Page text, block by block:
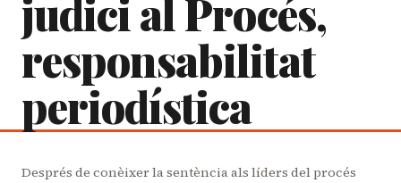
judici al Procés,
responsabilitat
periodística
Després de conèixer la sentència als líders del procés